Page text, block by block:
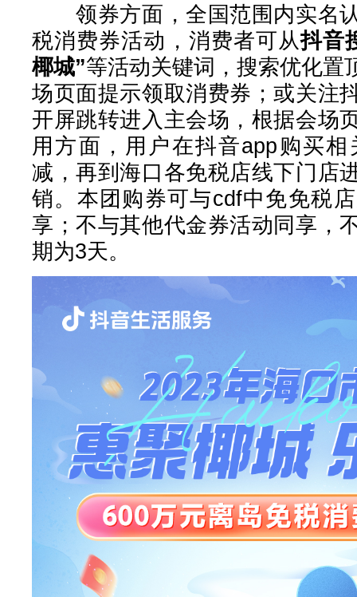
领券方面，全国范围内实名
税消费券活动，消费者可从抖音
椰城”等活动关键词，搜索优化置
场页面提示领取消费券；或关注
开屏跳转进入主会场，根据会场
用方面，用户在抖音app购买
减，再到海口各免税店线下门店
销。本团购券可与cdf中免免税
享；不与其他代金券活动同享，
期为3天。